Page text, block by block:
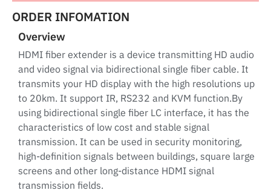
ORDER INFOMATION
Overview
HDMI fiber extender is a device transmitting HD audio
and video signal via bidirectional single fiber cable. It
transmits your HD display with the high resolutions up
to 20km. It support IR, RS232 and KVM function.By
using bidirectional single fiber LC interface, it has the
characteristics of low cost and stable signal
transmission. It can be used in security monitoring,
high-definition signals between buildings, square large
screens and other long-distance HDMI signal
transmission fields.